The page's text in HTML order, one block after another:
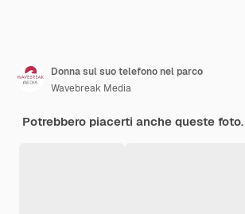
Donna sul suo telefono nel parco
Wavebreak Media
Potrebbero piacerti anche queste foto.